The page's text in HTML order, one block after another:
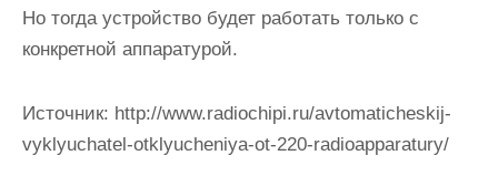
Но тогда устройство будет работать только с
конкретной аппаратурой.
Источник: http://www.radiochipi.ru/avtomaticheskij-
vyklyuchatel-otklyucheniya-ot-220-radioapparatury/